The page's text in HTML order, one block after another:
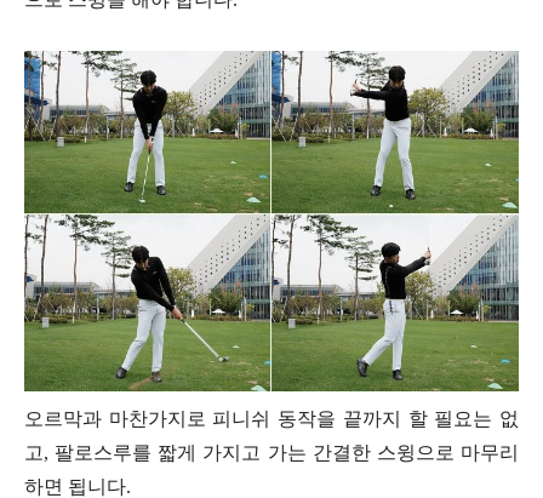
오르막과 마찬가지로 피니쉬 동작을 끝까지 할 필요는 없
고, 팔로스루를 짧게 가지고 가는 간결한 스윙으로 마무리
하면 됩니다.